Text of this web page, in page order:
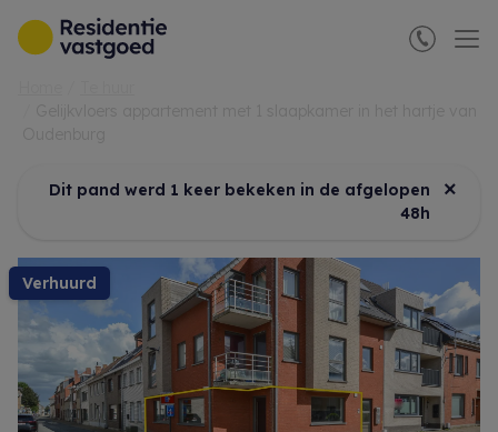
Menu overslaan en naar de inhoud gaan
Dit pand werd 1 keer bekeken in de afgelopen
48h
×
verhuurd